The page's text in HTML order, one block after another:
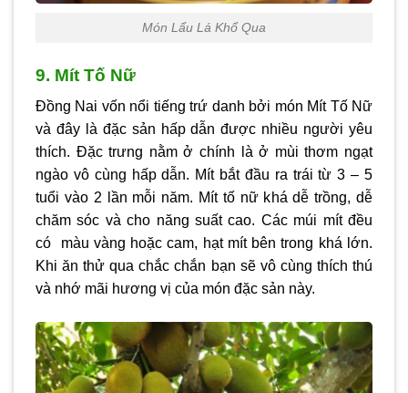
Món Lẩu Lá Khổ Qua
9. Mít Tố Nữ
Đồng Nai vốn nổi tiếng trứ danh bởi món Mít Tố Nữ
và đây là đặc sản hấp dẫn được nhiều người yêu
thích. Đặc trưng nằm ở chính là ở mùi thơm ngạt
ngào vô cùng hấp dẫn. Mít bắt đầu ra trái từ 3 – 5
tuổi vào 2 lần mỗi năm. Mít tố nữ khá dễ trồng, dễ
chăm sóc và cho năng suất cao. Các múi mít đều
có màu vàng hoặc cam, hạt mít bên trong khá lớn.
Khi ăn thử qua chắc chắn bạn sẽ vô cùng thích thú
và nhớ mãi hương vị của món đặc sản này.